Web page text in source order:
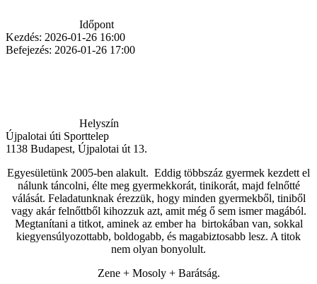
Időpont
Kezdés: 2026-01-26 16:00
Befejezés: 2026-01-26 17:00
Helyszín
Újpalotai úti Sporttelep
1138 Budapest, Újpalotai út 13.
Egyesületünk 2005-ben alakult. Eddig többszáz gyermek kezdett el
nálunk táncolni, élte meg gyermekkorát, tinikorát, majd felnőtté
válását. Feladatunknak érezzük, hogy minden gyermekből, tiniből
vagy akár felnőttből kihozzuk azt, amit még ő sem ismer magából.
Megtanítani a titkot, aminek az ember ha birtokában van, sokkal
kiegyensúlyozottabb, boldogabb, és magabiztosabb lesz. A titok
nem olyan bonyolult.
Zene + Mosoly + Barátság.